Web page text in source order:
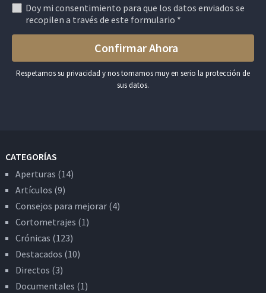
Doy mi consentimiento para que los datos enviados se
recopilen a través de este formulario *
Respetamos su privacidad y nos tomamos muy en serio la protección de
sus datos.
CATEGORÍAS
Aperturas (14)
Artículos (9)
Consejos para mejorar(4)
Cortometrajes (1)
Crónicas (123)
Destacados (10)
Directos (3)
Documentales (1)